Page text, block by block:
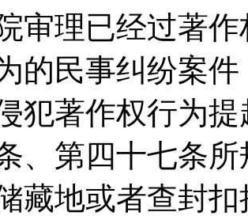
审理已经过著
的民事纠纷案
犯著作权行为
、第四十七条
藏地或者查封